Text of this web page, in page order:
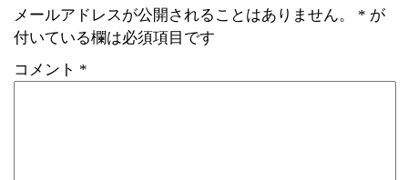
メールアドレスが公開されることはありません。 * が
付いている欄は必須項目です
コメント *